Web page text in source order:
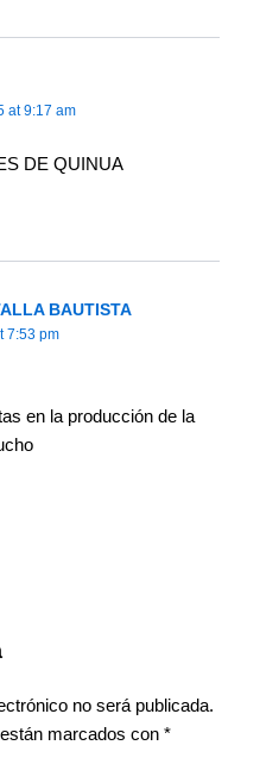
at 9:17 am
DE QUINUA
BAUTISTA
7:53 pm
en la producción de la
no será publicada.
marcados con *